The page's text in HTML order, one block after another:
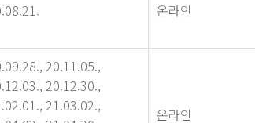
온라인
20.11.05.,
20.12.30.,
21.03.02.,
온라인